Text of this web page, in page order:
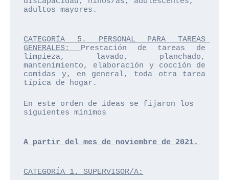
adultos mayores.
CATEGORÍA 5. PERSONAL PARA TAREAS
GENERALES: Prestación de tareas de
limpieza, lavado, planchado,
mantenimiento, elaboración y cocción de
comidas y, en general, toda otra tarea
típica de hogar.
En este orden de ideas se fijaron los
siguientes mínimos
A partir del mes de noviembre de 2021.
CATEGORÍA 1. SUPERVISOR/A: